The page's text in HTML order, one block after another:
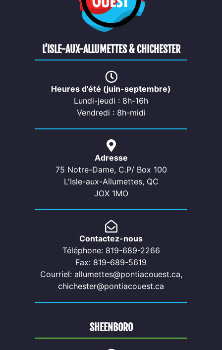
L’ISLE-AUX-ALLUMETTES & CHICHESTER
Heures d'été (juin-septembre)
Lundi-jeudi : 8h-16h
Vendredi : 8h-midi
Adresse
75 Notre-Dame, C.P/ Box 100
L'Isle-aux-Allumettes, QC
JOX 1MO
Contactez-nous
Téléphone: 819-689-2266
Fax: 819-689-5619
Courriel: allumettes@pontiacouest.ca,
chichester@pontiacouest.ca
SHEENBORO